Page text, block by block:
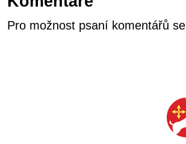
Pro možnost psaní komentářů se